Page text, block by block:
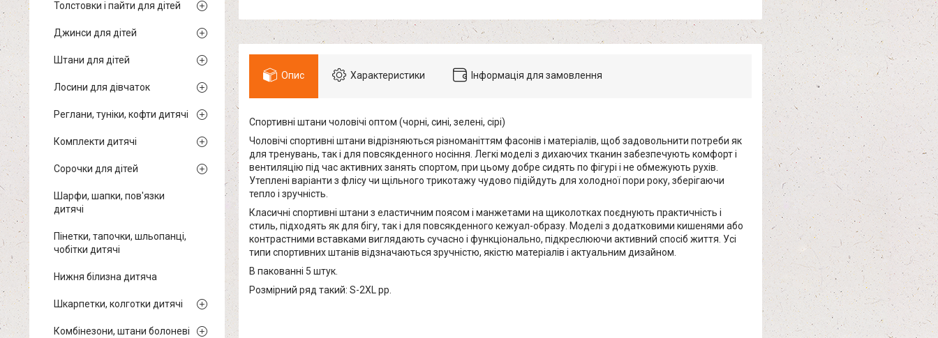
Опис Характеристики Інформація для замовлення
Спортивні штани чоловічі оптом (чорні, сині, зелені, сірі)
Чоловічі спортивні штани відрізняються різноманіттям фасонів і матеріалів, щоб задовольнити потреби як
для тренувань, так і для повсякденного носіння. Легкі моделі з дихаючих тканин забезпечують комфорт і
вентиляцію під час активних занять спортом, при цьому добре сидять по фігурі і не обмежують рухів.
Утеплені варіанти з флісу чи щільного трикотажу чудово підійдуть для холодної пори року, зберігаючи
тепло і зручність.
Класичні спортивні штани з еластичним поясом і манжетами на щиколотках поєднують практичність і
стиль, підходять як для бігу, так і для повсякденного кежуал-образу. Моделі з додатковими кишенями або
контрастними вставками виглядають сучасно і функціонально, підкреслюючи активний спосіб життя. Усі
типи спортивних штанів відзначаються зручністю, якістю матеріалів і актуальним дизайном.
В пакованні 5 штук.
Розмірний ряд такий: S-2XL pp.
Толстовки і пайти для дітей
Джинси для дітей
Штани для дітей
Лосини для дівчаток
Реглани, туніки, кофти дитячі
Комплекти дитячі
Сорочки для дітей
Шарфи, шапки, пов'язки
дитячі
Пінетки, тапочки, шльопанці,
чобітки дитячі
Нижня білизна дитяча
Шкарпетки, колготки дитячі
Комбінезони, штани болоневі